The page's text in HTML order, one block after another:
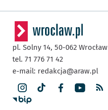
pl. Solny 14, 50-062 Wrocław
tel. 71 776 71 42
e-mail: redakcja@araw.pl